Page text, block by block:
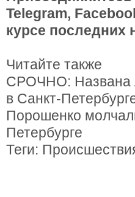
Telegram,
курсе последних
Читайте также
СРОЧНО: Названа
в Санкт-
Порошенко
Петербурге
Теги: